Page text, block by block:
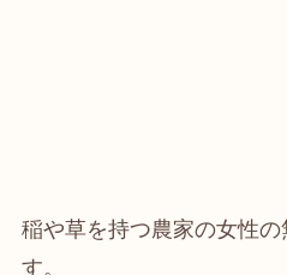
稲や草を持つ農家の女性
す。